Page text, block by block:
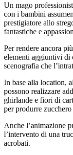
Un mago
con i bambini
prestigiatore allo
fantastiche e
Per rendere ancora
elementi aggiuntivi di
scenografia che
In base alla location,
possono realizzare
ghirlande e fiori di
per produrre
Anche l’animazione
l’intervento di una
acrobati.